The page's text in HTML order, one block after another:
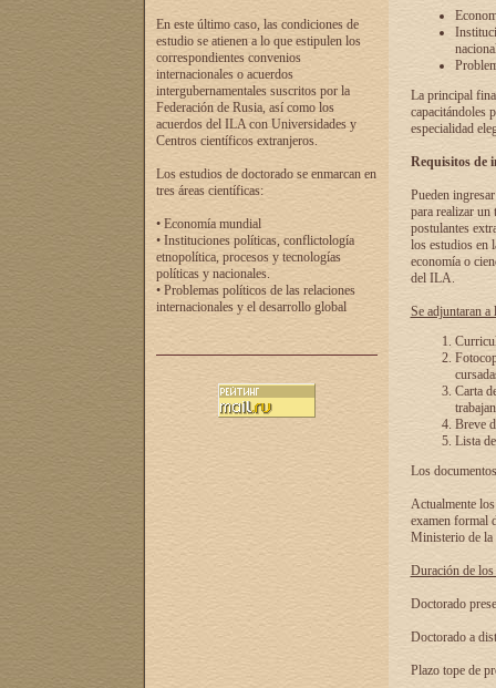
En este último caso, las condiciones de
estudio se atienen a lo que estipulen los
correspondientes convenios
internacionales o acuerdos
intergubernamentales suscritos por la
Federación de Rusia, así como los
acuerdos del ILA con Universidades y
Centros científicos extranjeros.
Los estudios de doctorado se enmarcan en
tres áreas científicas:
• Economía mundial
• Instituciones políticas, conflictología
etnopolítica, procesos y tecnologías
políticas y nacionales.
• Problemas políticos de las relaciones
internacionales y el desarrollo global
La principal
capacitándoles
especialidad
Requisitos de
Pueden
para realizar un
postulantes
los estudios en
economía o
del ILA.
Se adjuntaran a
Carta
Breve
Lista
Los
Actualmente
examen formal
Ministerio de la
Duración de
Doctorado
Doctorado a
Plazo tope de